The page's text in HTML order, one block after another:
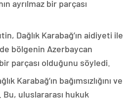
ayrılmaz bir parçası
Dağlık Karabağ’ın aidiyeti ile
bölgenin Azerbaycan
parçası olduğunu söyledi.
Karabağ’ın bağımsızlığını ve
Bu, uluslararası hukuk